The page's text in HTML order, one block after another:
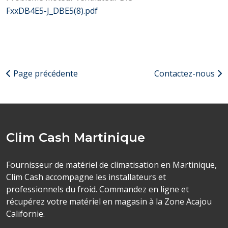
FxxDB4E5-J_DBE5(8).pdf
Page précédente Contactez-nous
Clim Cash Martinique
Fournisseur de matériel de climatisation en Martinique,
Clim Cash accompagne les installateurs et
professionnels du froid. Commandez en ligne et
récupérez votre matériel en magasin à la Zone Acajou
Californie.